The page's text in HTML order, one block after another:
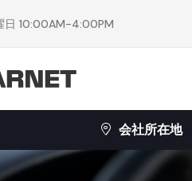
日 10:00AM-4:00PM
会社所在地